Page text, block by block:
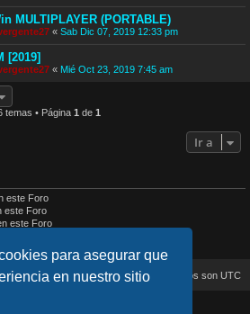
para asegurar que
en nuestro sitio
MULTIPLAYER (PORTABLE)
« Sab Dic 07, 2019 12:33 pm
[2019]
« Mié Oct 23, 2019 7:45 am
temas • Página 1 de 1
Ir a
este Foro
este Foro
este Foro
Foro
Todos los horarios son UTC